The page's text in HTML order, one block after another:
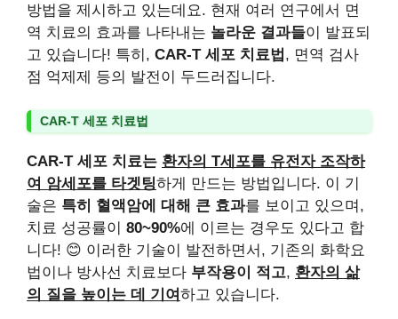
방법을 제시하고 있는데요. 현재 여러 연구에서 면
역 치료의 효과를 나타내는 놀라운 결과들이 발표되
고 있습니다! 특히, CAR-T 세포 치료법 , 면역 검사
점 억제제 등의 발전이 두드러집니다.
CAR-T 세포 치료법
CAR-T 세포 치료는 환자의 T세포를 유전자 조작하
여 암세포를 타겟팅하게 만드는 방법입니다. 이 기
술은 특히 혈액암에 대해 큰 효과를 보이고 있으며,
치료 성공률이 80~90%에 이르는 경우도 있다고 합
니다! 😊 이러한 기술이 발전하면서, 기존의 화학요
법이나 방사선 치료보다 부작용이 적고, 환자의 삶
의 질을 높이는 데 기여 하고 있습니다.